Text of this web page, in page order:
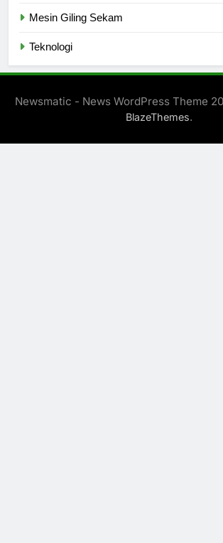
Mesin Giling Sekam
Teknologi
Newsmatic - News WordPress Theme
BlazeThemes.